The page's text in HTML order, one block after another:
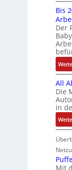
Bis
Der
All
Die
in
Mit